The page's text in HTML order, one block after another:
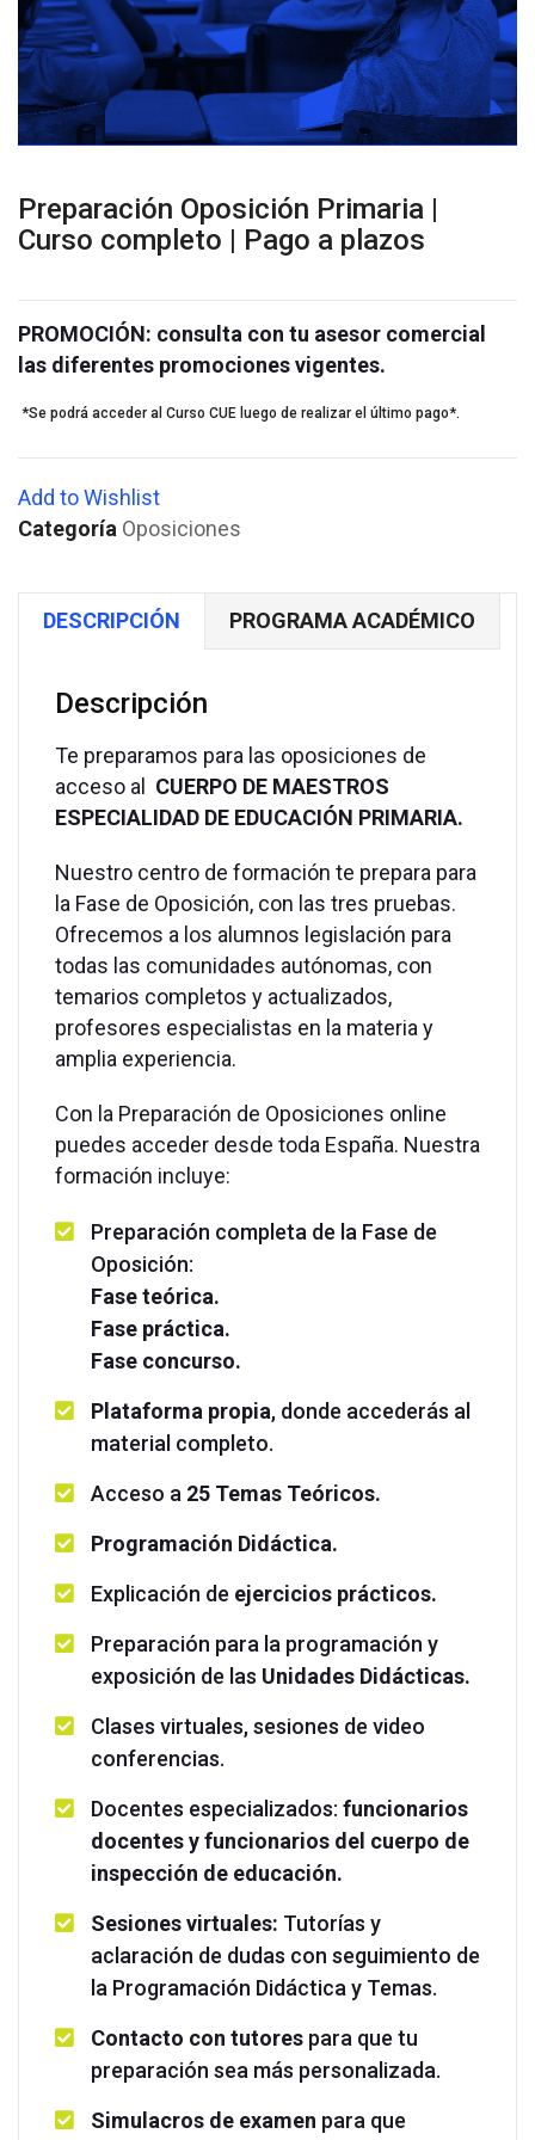
Preparación Oposición Primaria |
Curso completo | Pago a plazos
PROMOCIÓN: consulta con tu asesor comercial
las diferentes promociones vigentes.
*Se podrá acceder al Curso CUE luego de realizar el último pago*.
Add to Wishlist
Categoría Oposiciones
DESCRIPCIÓN PROGRAMA ACADÉMICO
Descripción
Te preparamos para las oposiciones de
acceso al CUERPO DE MAESTROS
ESPECIALIDAD DE EDUCACIÓN PRIMARIA.
Nuestro centro de formación te prepara para
la Fase de Oposición, con las tres pruebas.
Ofrecemos a los alumnos legislación para
todas las comunidades autónomas, con
temarios completos y actualizados,
profesores especialistas en la materia y
amplia experiencia.
Con la Preparación de Oposiciones online
puedes acceder desde toda España. Nuestra
formación incluye:
Preparación completa de la Fase de
Oposición:
Fase teórica.
Fase práctica.
Fase concurso.
Plataforma propia, donde accederás al
material completo.
Acceso a 25 Temas Teóricos.
Programación Didáctica.
Explicación de ejercicios prácticos.
Preparación para la programación y
exposición de las Unidades Didácticas.
Clases virtuales, sesiones de video
conferencias.
Docentes especializados: funcionarios
docentes y funcionarios del cuerpo de
inspección de educación.
Sesiones virtuales: Tutorías y
aclaración de dudas con seguimiento de
la Programación Didáctica y Temas.
Contacto con tutores para que tu
preparación sea más personalizada.
Simulacros de examen para que